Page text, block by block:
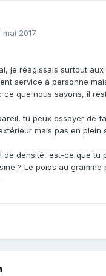
mai 2017
je réagissais surtout
service à personne
ce que nous savons, il
tu peux essayer de
mais pas en plein
de densité, est-ce que tu
? Le poids au gramme